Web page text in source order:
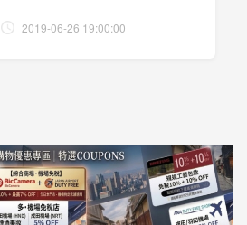
2019-06-26 19:00:00